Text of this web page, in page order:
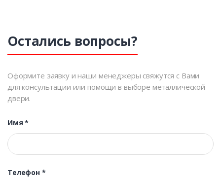
Остались вопросы?
Оформите заявку и наши менеджеры свяжутся с Вами
для консультации или помощи в выборе металлической
двери.
Имя*
Телефон *